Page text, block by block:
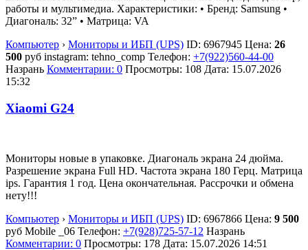
работы и мультимедиа. Характеристики: • Бренд: Samsung •
Диагональ: 32” • Матрица: VA
Компьютер › Мониторы и ИБП (UPS) ID: 6967945 Цена: 26
500 руб instagram: tehno_comp Телефон: +7(922)560-44-00
Назрань Комментарии: 0 Просмотры: 108 Дата: 15.07.2026
15:32
Xiaomi G24
Мониторы новые в упаковке. Диагональ экрана 24 дюйма.
Разрешение экрана Full HD. Частота экрана 180 Герц. Матрица
ips. Гарантия 1 год. Цена окончательная. Рассрочки и обмена
нету!!!
Компьютер › Мониторы и ИБП (UPS) ID: 6967866 Цена: 9 500
руб Mobile _06 Телефон: +7(928)725-57-12 Назрань
Комментарии: 0 Просмотры: 178 Дата: 15.07.2026 14:51